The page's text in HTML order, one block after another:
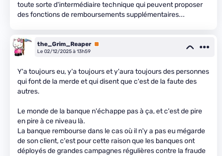
toute sorte d'intermédiaire technique qui peuvent proposer
des fonctions de remboursements supplémentaires...
the_Grim_Reaper Premium
Le 02/12/2025 à 13h59
Y'a toujours eu, y'a toujours et y'aura toujours des personnes
qui font de la merde et qui disent que c'est de la faute des
autres.
Le monde de la banque n'échappe pas à ça, et c'est de pire
en pire à ce niveau là.
La banque rembourse dans le cas où il n'y a pas eu mégarde
de son client, c'est pour cette raison que les banques ont
déployés de grandes campagnes régulières contre la fraude